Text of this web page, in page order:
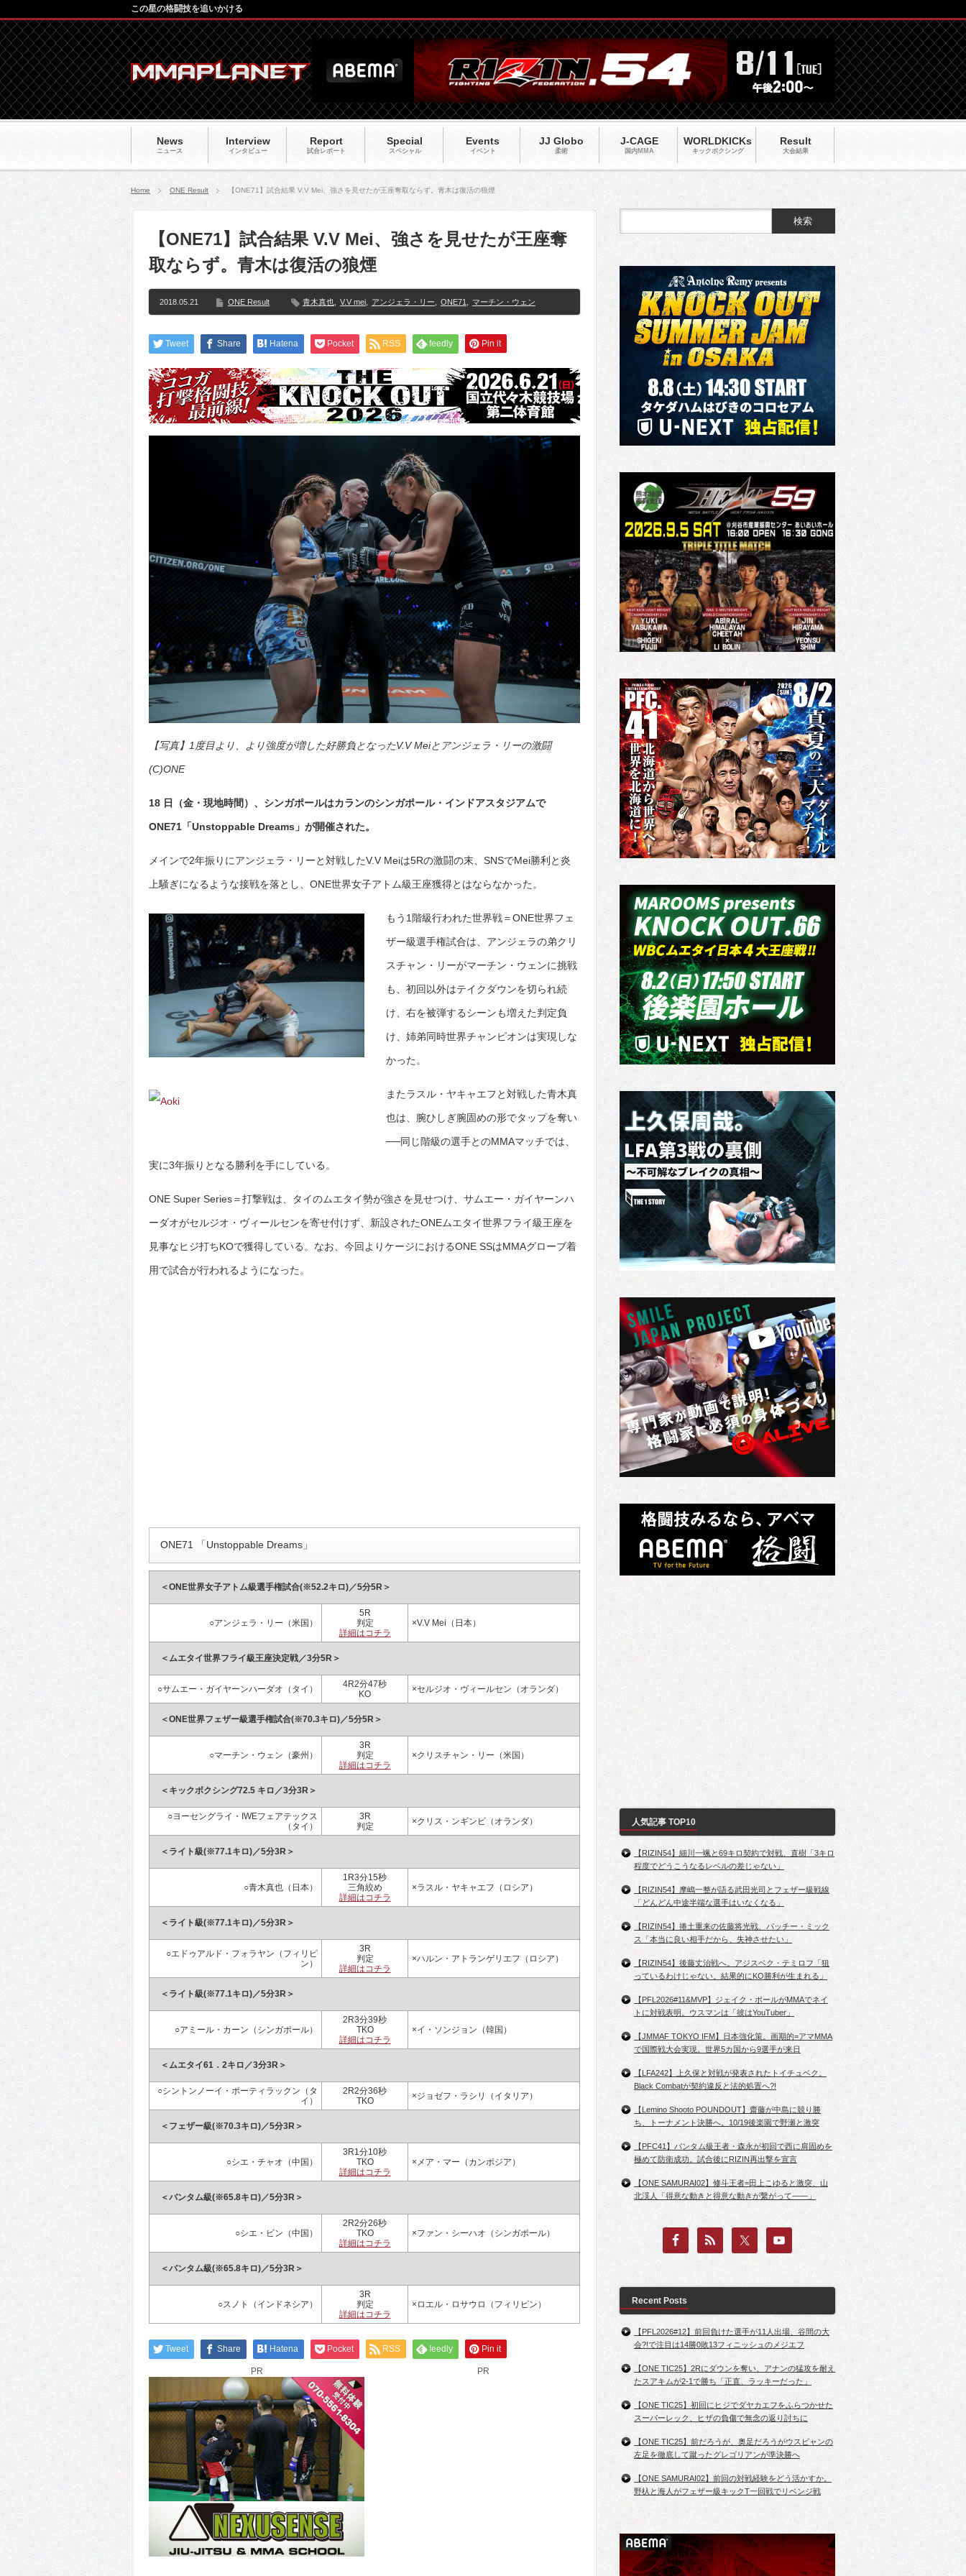
News
ニュース
Interview
インタビュー
Report
試合レポート
Special
スペシャル
Events
イベント
JJ Globo
柔術
J-CAGE
国内MMA
WORLDKICKs
キックポクシング
Result
大会結果
この星の格闘技を追いかける
Home ONE Result 【ONE71】試合結果 V.V Mei、強さを見せたが王座奪取ならず。青木は復活の狼煙
【ONE71】試合結果 V.V Mei、強さを見せたが王座奪
取ならず。青木は復活の狼煙
2018.05.21 ONE Result 青木真也 V.V mei アンジェラ・リー ONE71 マーチン・ウェン
Tweet Share Hatena Pocket RSS feedly Pin it
【写真】1度目より、より強度が増した好勝負となったV.V Meiとアンジェラ・リーの激闘
(C)ONE
18 日（金・現地時間）、シンガポールはカランのシンガポール・インドアスタジアムで
ONE71「Unstoppable Dreams」が開催された。
メインで2年振りにアンジェラ・リーと対戦したV.V Meiは5Rの激闘の末、SNSでMei勝利と炎
上騒ぎになるような接戦を落とし、ONE世界女子アトム級王座獲得とはならなかった。
もう1階級行われた世界戦＝ONE世界フェ
ザー級選手権試合は、アンジェラの弟クリ
スチャン・リーがマーチン・ウェンに挑戦
も、初回以外はテイクダウンを切られ続
け、右を被弾するシーンも増えた判定負
け、姉弟同時世界チャンピオンは実現しな
かった。
またラスル・ヤキャエフと対戦した青木真
也は、腕ひしぎ腕固めの形でタップを奪い
──同じ階級の選手とのMMAマッチでは、
実に3年振りとなる勝利を手にしている。
ONE Super Series＝打撃戦は、タイのムエタイ勢が強さを見せつけ、サムエー・ガイヤーンハ
ーダオがセルジオ・ヴィールセンを寄せ付けず、新設されたONEムエタイ世界フライ級王座を
見事なヒジ打ちKOで獲得している。なお、今回よりケージにおけるONE SSはMMAグローブ着
用で試合が行われるようになった。
ONE71 「Unstoppable Dreams」
＜ONE世界女子アトム級選手権試合(※52.2キロ)／5分5R＞
○アンジェラ・リー（米国）
5R
判定
詳細はコチラ
×V.V Mei（日本）
＜ムエタイ世界フライ級王座決定戦／3分5R＞
○サムエー・ガイヤーンハーダオ（タイ）
4R2分47秒
KO
×セルジオ・ヴィールセン（オランダ）
＜ONE世界フェザー級選手権試合(※70.3キロ)／5分5R＞
○マーチン・ウェン（豪州）
3R
判定
詳細はコチラ
×クリスチャン・リー（米国）
＜キックボクシング72.5 キロ／3分3R＞
○ヨーセングライ・IWEフェアテックス
（タイ）
3R
判定
×クリス・ンギンビ（オランダ）
＜ライト級(※77.1キロ)／5分3R＞
○青木真也（日本）
1R3分15秒
三角絞め
詳細はコチラ
×ラスル・ヤキャエフ（ロシア）
＜ライト級(※77.1キロ)／5分3R＞
○エドゥアルド・フォラヤン（フィリピ
ン）
3R
判定
詳細はコチラ
×ハルン・アトランゲリエフ（ロシア）
＜ライト級(※77.1キロ)／5分3R＞
○アミール・カーン（シンガポール）
2R3分39秒
TKO
詳細はコチラ
×イ・ソンジョン（韓国）
＜ムエタイ61．2キロ／3分3R＞
○シントンノーイ・ポーティラックン（タ
イ）
2R2分36秒
TKO
×ジョゼフ・ラシリ（イタリア）
＜フェザー級(※70.3キロ)／5分3R＞
○シエ・チャオ（中国）
3R1分10秒
TKO
詳細はコチラ
×メア・マー（カンボジア）
＜バンタム級(※65.8キロ)／5分3R＞
○シエ・ビン（中国）
2R2分26秒
TKO
詳細はコチラ
×ファン・シーハオ（シンガポール）
＜バンタム級(※65.8キロ)／5分3R＞
○スノト（インドネシア）
3R
判定
詳細はコチラ
×ロエル・ロサウロ（フィリピン）
Tweet Share Hatena Pocket RSS feedly Pin it
PR PR
人気記事 TOP10
【RIZIN54】細川一颯と69キロ契約で対戦、直樹「3キロ
程度でどうこうなるレベルの差じゃない」
【RIZIN54】摩嶋一整が語る武田光司とフェザー級戦線
「どんどん中途半端な選手はいなくなる」
【RIZIN54】捲土重来の佐藤将光戦、パッチー・ミック
ス「本当に良い相手だから、失神させたい」
【RIZIN54】後藤丈治戦へ。アジスベク・テミロフ「狙
っているわけじゃない。結果的にKO勝利が生まれる」
【PFL2026#11&MVP】ジェイク・ポールがMMAでネイ
トに対戦表明。ウスマンは「彼はYouTuber」
【JMMAF TOKYO IFM】日本強化策。画期的=アマMMA
で国際戦大会実現。世界5カ国から9選手が来日
【LFA242】上久保と対戦が発表されたトイチュベク。
Black Combatが契約違反と法的処置へ?!
【Lemino Shooto POUNDOUT】齋藤が中島に競り勝
ち、トーナメント決勝へ。10/19後楽園で野瀬と激突
【PFC41】バンタム級王者・森永が初回で西に肩固めを
極めて防衛成功。試合後にRIZIN再出撃を宣言
【ONE SAMURAI02】修斗王者=田上こゆると激突、山
北渓人「得意な動きと得意な動きが繋がって――」
Recent Posts
【PFL2026#12】前回負けた選手が11人出場、谷間の大
会?!で注目は14勝0敗13フィニッシュのメジエフ
【ONE TIC25】2Rにダウンを奪い、アナンの猛攻を耐え
たスアキムが2-1で勝ち「正直、ラッキーだった」
【ONE TIC25】初回にヒジでダヤカエフをふらつかせた
スーパーレック、ヒザの負傷で無念の返り討ちに
【ONE TIC25】前だろうが、奥足だろうがウスビャンの
左足を徹底して蹴ったグレゴリアンが準決勝へ
【ONE SAMURAI02】前回の対戦経験をどう活かすか。
野杁と海人がフェザー級キックT一回戦でリベンジ戦